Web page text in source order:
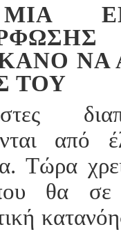
ΝΑ
ΤΟΥ
από
Τώρα
θα σε